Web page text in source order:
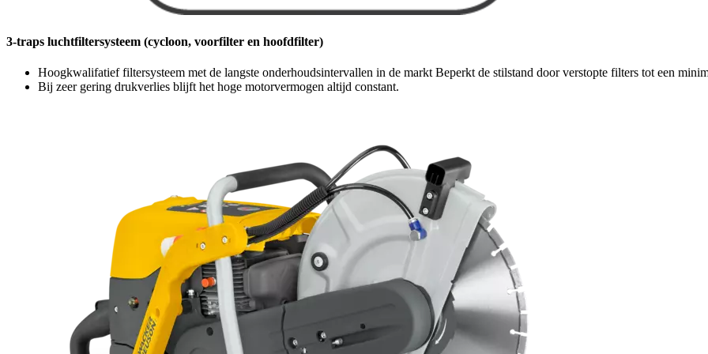
3-traps luchtfiltersysteem (cycloon, voorfilter en hoofdfilter)
Hoogkwalifatief filtersysteem met de langste onderhoudsintervallen in de markt Beperkt de stilstand door verstopte filters tot een
Bij zeer gering drukverlies blijft het hoge motorvermogen altijd constant.